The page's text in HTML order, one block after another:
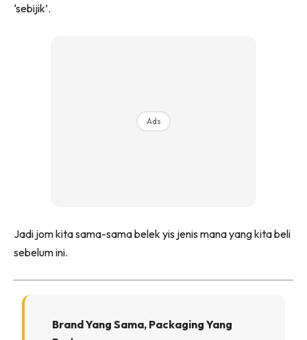
‘sebijik’.
Ads
Jadi jom kita sama-sama belek yis jenis mana yang kita beli
sebelum ini.
Brand Yang Sama, Packaging Yang